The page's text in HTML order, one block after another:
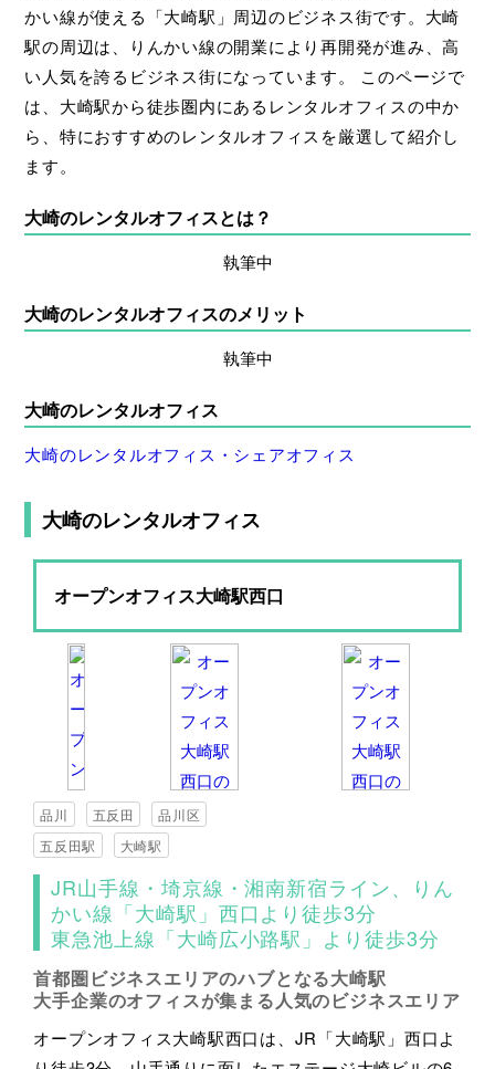
かい線が使える「大崎駅」周辺のビジネス街です。大崎
駅の周辺は、りんかい線の開業により再開発が進み、高
い人気を誇るビジネス街になっています。 このページで
は、大崎駅から徒歩圏内にあるレンタルオフィスの中か
ら、特におすすめのレンタルオフィスを厳選して紹介し
ます。
大崎のレンタルオフィスとは？
執筆中
大崎のレンタルオフィスのメリット
執筆中
大崎のレンタルオフィス
大崎のレンタルオフィス・シェアオフィス
大崎のレンタルオフィス
オープンオフィス大崎駅西口
品川 五反田
品川区
五反田駅
大崎駅
JR山手線・埼京線・湘南新宿ライン、りん
かい線「大崎駅」西口より徒歩3分
東急池上線「大崎広小路駅」より徒歩3分
首都圏ビジネスエリアのハブとなる大崎駅
大手企業のオフィスが集まる人気のビジネスエリア
オープンオフィス大崎駅西口は、JR「大崎駅」西口よ